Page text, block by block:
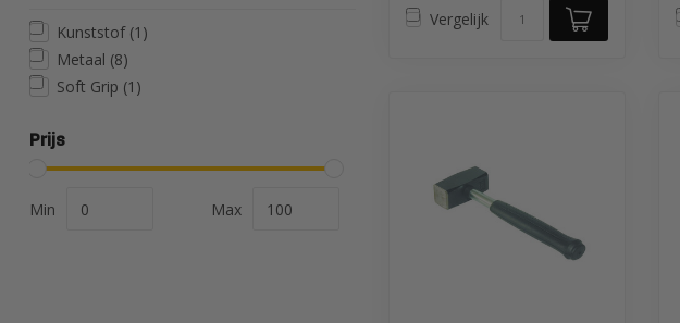
Kunststof (1)
Metaal (8)
Soft Grip (1)
Prijs
Min Max
Vergelijk